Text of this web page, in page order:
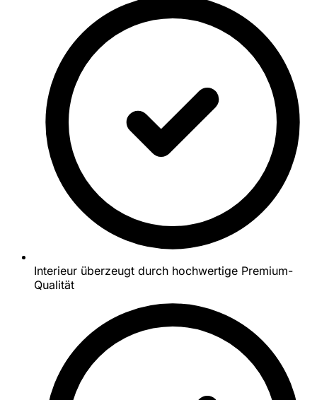
Interieur überzeugt durch hochwertige Premium-
Qualität